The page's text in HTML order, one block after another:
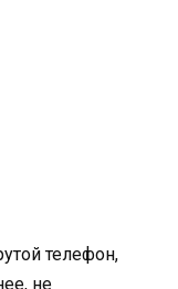
телефон,
не